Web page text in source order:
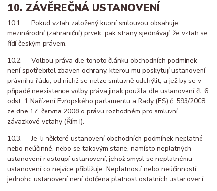
10. ZÁVĚREČNÁ USTANOVENÍ
10.1. Pokud vztah založený kupní smlouvou obsahuje
mezinárodní (zahraniční) prvek, pak strany sjednávají, že vztah se
řídí českým právem.
10.2. Volbou práva dle tohoto článku obchodních podmínek
není spotřebitel zbaven ochrany, kterou mu poskytují ustanovení
právního řádu, od nichž se nelze smluvně odchýlit, a jež by se v
případě neexistence volby práva jinak použila dle ustanovení čl. 6
odst. 1 Nařízení Evropského parlamentu a Rady (ES) č. 593/2008
ze dne 17. června 2008 o právu rozhodném pro smluvní
závazkové vztahy (Řím I).
10.3. Je-li některé ustanovení obchodních podmínek neplatné
nebo neúčinné, nebo se takovým stane, namísto neplatných
ustanovení nastoupí ustanovení, jehož smysl se neplatnému
ustanovení co nejvíce přibližuje. Neplatností nebo neúčinností
jednoho ustanovení není dotčena platnost ostatních ustanovení.